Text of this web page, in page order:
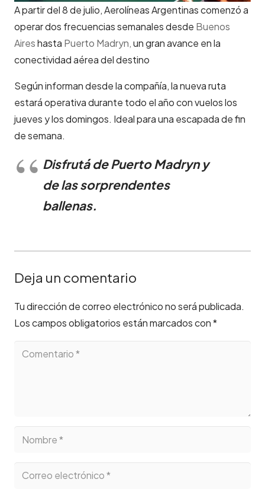
A partir del 8 de julio, Aerolíneas Argentinas comenzó a
operar dos frecuencias semanales desde Buenos
Aireshasta Puerto Madryn,un gran avance en la
conectividad aérea del destino
Según informan desde la compañía, la nueva ruta
estará operativa durante todo el año con vuelos los
jueves y los domingos. Ideal para una escapada de fin
de semana.
Disfrutá de Puerto Madryn y
de las sorprendentes
ballenas.
Deja un comentario
Tu dirección de correo electrónico no será publicada.
Los campos obligatorios están marcados con*